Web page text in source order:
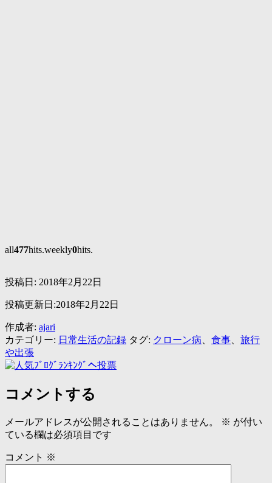
all477hits.weekly0hits.
投稿日: 2018年2月22日
投稿更新日:2018年2月22日
作成者: ajari
カテゴリー: 日常生活の記録 タグ: クローン病 食事
旅行
や出張
コメントする
メールアドレスが公開されることはありません。 ※ が付い
ている欄は必須項目です
コメント ※